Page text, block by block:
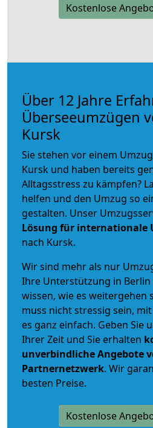
Kostenlose
Über 12 Jahre
Überseeumzügen
Kursk
Sie stehen vor einem
Kursk und haben bereits
Alltagsstress zu kämpfen?
helfen und den Umzug so
gestalten. Unser
Lösung für internationale
nach Kursk.
Wir sind mehr als nur
Ihre Unterstützung in Berlin
wissen, wie es weitergehen
muss nicht stressig sein,
es ganz einfach. Geben Sie
Ihrer Zeit und Sie erhalten
unverbindlicheAngebote
Partnernetzwerk. Wir
besten Preise.
Kostenlose